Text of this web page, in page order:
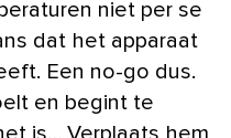
niet per se
dat het apparaat
Een no-go dus.
en begint te
is… Verplaats hem